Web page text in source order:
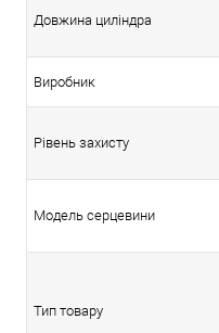
Довжина циліндра
Виробник
Рівень захисту
Модель серцевини
Тип товару